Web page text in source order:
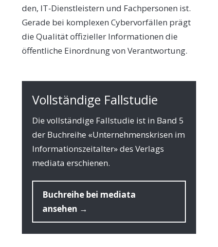
den, IT-Dienst­lei­stern und Fach­per­so­nen ist.
Gera­de bei kom­ple­xen Cyber­vor­fäl­len prägt
die Qua­li­tät offi­zi­el­ler Infor­ma­tio­nen die
öffent­li­che Ein­ord­nung von Verantwortung.
Vollständige Fallstudie
Die voll­stän­di­ge Fall­stu­die ist in Band 5
der Buch­rei­he «Unter­neh­mens­kri­sen im
Infor­ma­ti­ons­zeit­al­ter» des Ver­lags
media­ta erschienen.
Buch­rei­he bei media­ta
ansehen →